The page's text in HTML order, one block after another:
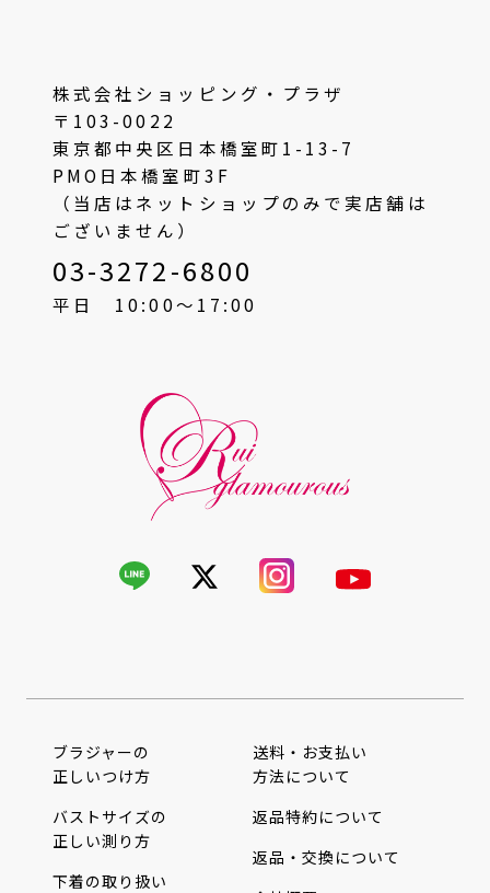
株式会社ショッピング・プラザ
〒103-0022
東京都中央区日本橋室町1-13-7
PMO日本橋室町3F
（当店はネットショップのみで実店舗は
ございません）
03-3272-6800
平日 10:00〜17:00
ブラジャーの
正しいつけ方
バストサイズの
正しい測り方
下着の取り扱い
送料・お支払い
方法について
返品特約について
返品・交換について